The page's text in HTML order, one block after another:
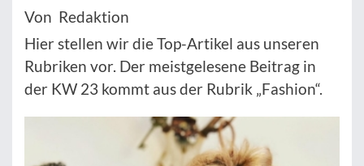
Von Redaktion
Hier stellen wir die Top-Artikel aus unseren
Rubriken vor. Der meistgelesene Beitrag in
der KW 23 kommt aus der Rubrik „Fashion“.